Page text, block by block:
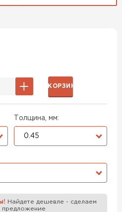
Толщина, мм:
0.45
В КОРЗИНУ
Найдете дешевле - сделаем
предложение